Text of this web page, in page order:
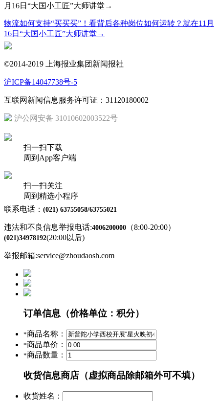
物流如何支持“买买买”！看背后各种岗位如何运转？就在11月
16日“大国小工匠”大师讲堂→
©2014-2019 上海报业集团新闻报社
沪ICP备14047738号-5
互联网新闻信息服务许可证：31120180002
沪公网安备 31010602003522号
扫一扫下载
周到App客户端
扫一扫关注
周到精选小程序
联系电话： (021) 63755058/63755021
违法和不良信息举报电话:4006200000 （8:00-20:00）
(021)34978192(20:00以后)
举报邮箱:service@zhoudaosh.com
订单信息 （价格单位：积分）
*商品名称：
*商品单价：
*商品数量：
收货信息商店（虚拟商品除邮箱外可不填）
收货姓名：